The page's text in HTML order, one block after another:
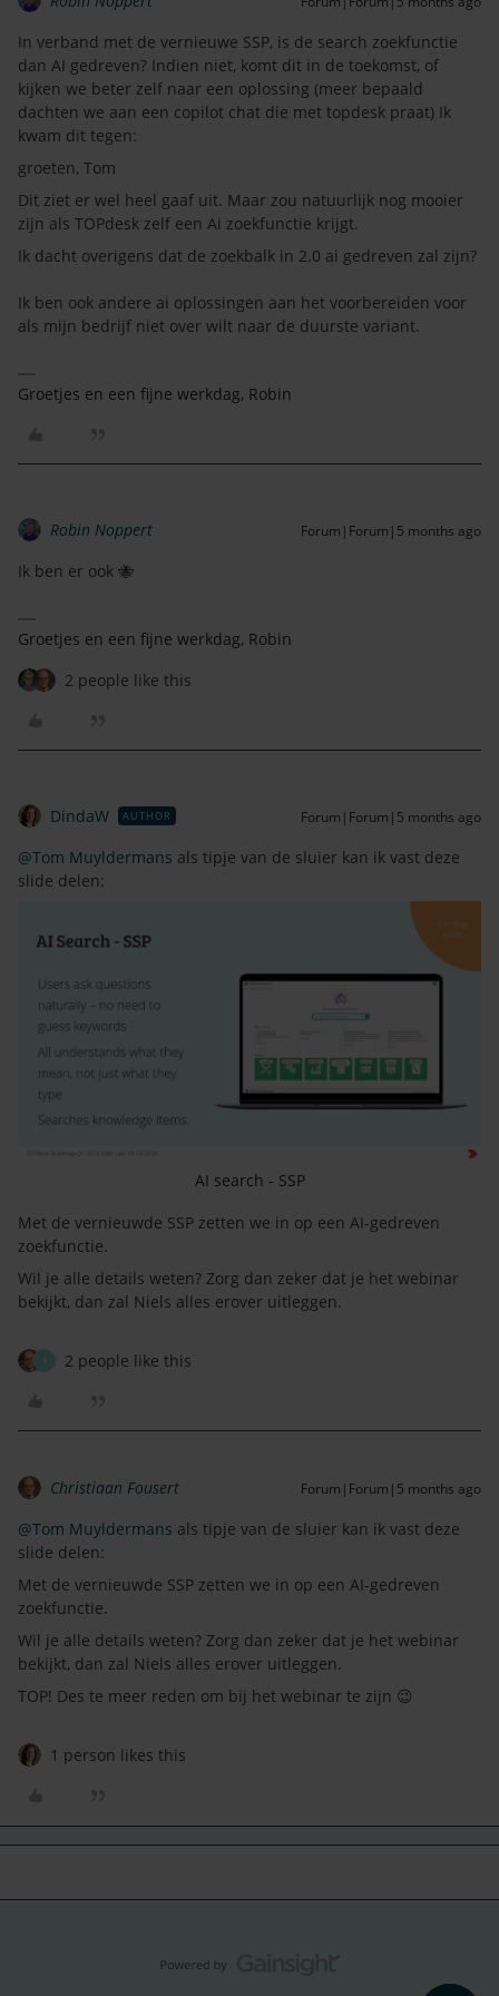
In verband met de vernieuwe SSP, is de search zoekfunctie
dan AI gedreven? Indien niet, komt dit in de toekomst, of
kijken we beter zelf naar een oplossing (meer bepaald
dachten we aan een copilot chat die met topdesk praat) Ik
kwam dit tegen:
groeten, Tom
Dit ziet er wel heel gaaf uit. Maar zou natuurlijk nog mooier
zijn als TOPdesk zelf een Ai zoekfunctie krijgt.
Ik dacht overigens dat de zoekbalk in 2.0 ai gedreven zal zijn?
Ik ben ook andere ai oplossingen aan het voorbereiden voor
als mijn bedrijf niet over wilt naar de duurste variant.
Groetjes en een fijne werkdag, Robin
Robin Noppert Forum|Forum|5 months ago
Ik ben er ook 🐝
Groetjes en een fijne werkdag, Robin
2 people like this
DindaW AUTHOR Forum|Forum|5 months ago
@Tom Muyldermans als tipje van de sluier kan ik vast deze
slide delen:
AI search - SSP
Met de vernieuwde SSP zetten we in op een AI-gedreven
zoekfunctie.
Wil je alle details weten? Zorg dan zeker dat je het webinar
bekijkt, dan zal Niels alles erover uitleggen.
2 people like this
Christiaan Fousert Forum|Forum|5 months ago
@Tom Muyldermans als tipje van de sluier kan ik vast deze
slide delen:
Met de vernieuwde SSP zetten we in op een AI-gedreven
zoekfunctie.
Wil je alle details weten? Zorg dan zeker dat je het webinar
bekijkt, dan zal Niels alles erover uitleggen.
TOP! Des te meer reden om bij het webinar te zijn 😉
1 person likes this